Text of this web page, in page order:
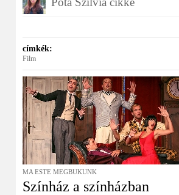
címkék:
Film
MA ESTE MEGBUKUNK
Színház a színházban